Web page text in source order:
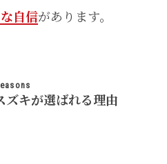
自信があります。
ズキが選ばれる理由